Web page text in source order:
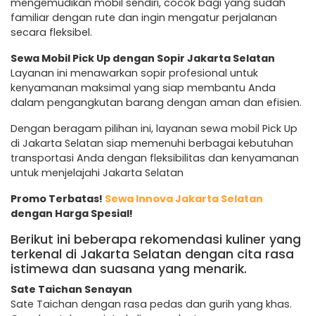
mengemudikan mobil sendiri, cocok bagi yang sudah
familiar dengan rute dan ingin mengatur perjalanan
secara fleksibel.
Sewa Mobil Pick Up dengan Sopir Jakarta Selatan
Layanan ini menawarkan sopir profesional untuk
kenyamanan maksimal yang siap membantu Anda
dalam pengangkutan barang dengan aman dan efisien.
Dengan beragam pilihan ini, layanan sewa mobil Pick Up
di Jakarta Selatan siap memenuhi berbagai kebutuhan
transportasi Anda dengan fleksibilitas dan kenyamanan
untuk menjelajahi Jakarta Selatan
Promo Terbatas! Sewa Innova Jakarta Selatan
dengan Harga Spesial!
Berikut ini beberapa rekomendasi kuliner yang
terkenal di Jakarta Selatan dengan cita rasa
istimewa dan suasana yang menarik.
Sate Taichan Senayan
Sate Taichan dengan rasa pedas dan gurih yang khas.